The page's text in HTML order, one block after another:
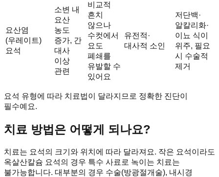
요산염
(우레이트)
요석
소변 내
요산
농도
증가, 간
대사
이상
관련
비교적
흔치
않으나
수컷에서
요도
폐쇄를
유발할 수
있어요
유전적·
대사적 소인
저단백·
알칼리화·
이뇨 식이
위주, 필요
시 수술적
제거
요석 유형에 따라 치료법이 달라지므로 정확한 진단이
필수예요.
치료 방법은 어떻게 되나요?
치료는 요석의 크기와 위치에 따라 달라져요. 작은 요석이라도
옥살산칼슘 요석의 경우 특수 사료로 녹이는 치료는
불가능합니다. 대부분의 경우 수술(방광절개술), 내시경